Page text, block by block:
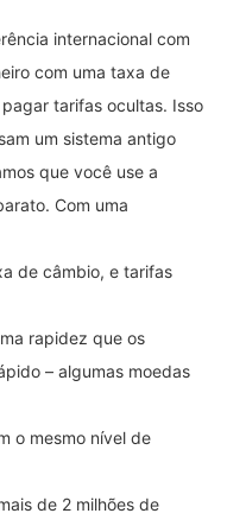
internacional com
com uma taxa de
tarifas ocultas. Isso
um sistema antigo
que você use a
Com uma
de câmbio, e tarifas
rapidez que os
– algumas moedas
o mesmo nível de
de 2 milhões de